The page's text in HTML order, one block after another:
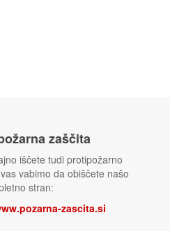
zaščita
iščete tudi protipožarno
vabimo da obiščete našo
stran:
zascita.si